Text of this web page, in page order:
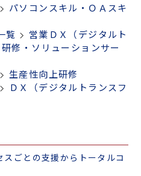
> パソコンスキル・ＯＡスキ
覧 > 営業ＤＸ（デジタルト
修・ソリューションサー
> 生産性向上研修
> ＤＸ（デジタルトランスフ
ごとの支援からトータルコ